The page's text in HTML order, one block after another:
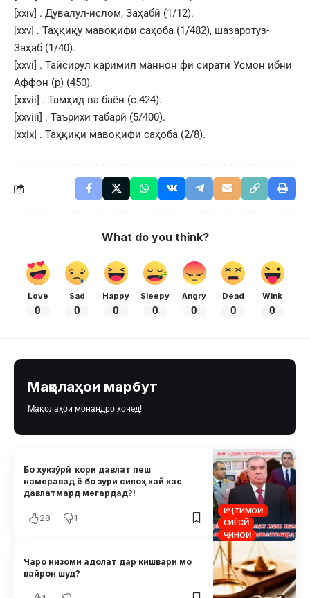
[xxiv] . Дувалул-ислом, Заҳабӣ (1/12).
[xxv] . Таҳқиқу мавоқифи саҳоба (1/482), шазаротуз-
Заҳаб (1/40).
[xxvi] . Тайсирул каримил маннон фи сирати Усмон ибни
Аффон (р) (450).
[xxvii] . Тамҳид ва баён (с.424).
[xxviii] . Таърихи табарӣ (5/400).
[xxix] . Таҳқиқи мавоқифи саҳоба (2/8).
What do you think?
Love
0
Sad
0
Happy
0
Sleepy
0
Angry
0
Dead
0
Wink
0
Мақолаҳои марбут
Мақолаҳои монандро хонед!
ИҶТИМОӢ
СИЁСӢ
ҶИНОӢ
Бо хукзӯрӣ кори давлат пеш
намеравад ё бо зури силоҳ кай кас
давлатмард мегардад?!
28 1
Чаро низоми адолат дар кишвари мо
вайрон шуд?